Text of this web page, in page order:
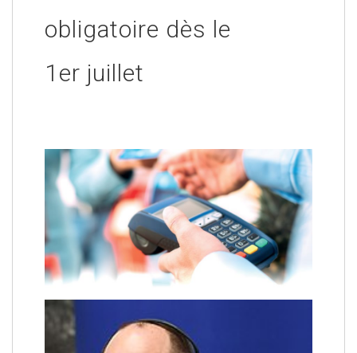
obligatoire dès le
1er juillet